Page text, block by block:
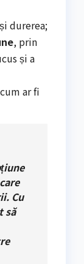
durerea;
, prin
și a
ar fi
Cu
să